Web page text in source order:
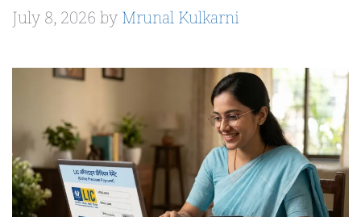
July 8, 2026byMrunal Kulkarni